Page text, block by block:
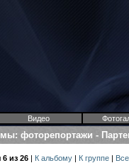
Видео
: фоторепортажи -
из 26 | К альбому | К группе |